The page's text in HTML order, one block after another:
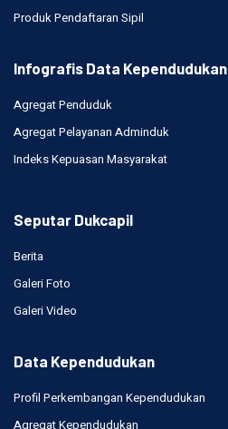
Produk Pendaftaran Sipil
Infografis Data Kependudukan
Agregat Penduduk
Agregat Pelayanan Adminduk
Indeks Kepuasan Masyarakat
Seputar Dukcapil
Berita
Galeri Foto
Galeri Video
Data Kependudukan
Profil Perkembangan Kependudukan
Agregat Kependudukan